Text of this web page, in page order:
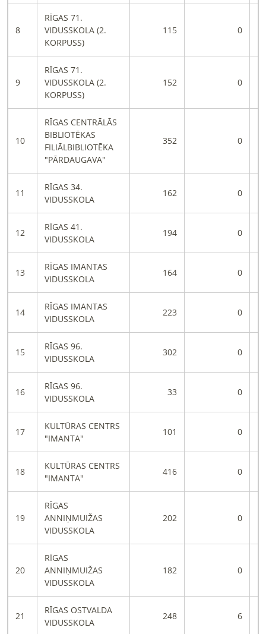
8
RĪGAS 71.
VIDUSSKOLA (2.
KORPUSS)
115 0
9
RĪGAS 71.
VIDUSSKOLA (2.
KORPUSS)
152 0
10
RĪGAS CENTRĀLĀS
BIBLIOTĒKAS
FILIĀLBIBLIOTĒKA
"PĀRDAUGAVA"
352 0
11
RĪGAS 34.
VIDUSSKOLA
162 0
12
RĪGAS 41.
VIDUSSKOLA
194 0
13
RĪGAS IMANTAS
VIDUSSKOLA
164 0
14
RĪGAS IMANTAS
VIDUSSKOLA
223 0
15
RĪGAS 96.
VIDUSSKOLA
302 0
16
RĪGAS 96.
VIDUSSKOLA
33 0
17
KULTŪRAS CENTRS
"IMANTA"
101 0
18
KULTŪRAS CENTRS
"IMANTA"
416 0
19
RĪGAS
ANNIŅMUIŽAS
VIDUSSKOLA
202 0
20
RĪGAS
ANNIŅMUIŽAS
VIDUSSKOLA
182 0
21
RĪGAS OSTVALDA
VIDUSSKOLA
248 6